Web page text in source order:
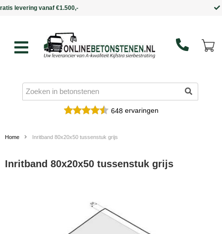
Binnen 5 werkdagen in huis
648ervaringen
Home Inritband 80x20x50 tussenstuk grijs
Inritband 80x20x50 tussenstuk grijs